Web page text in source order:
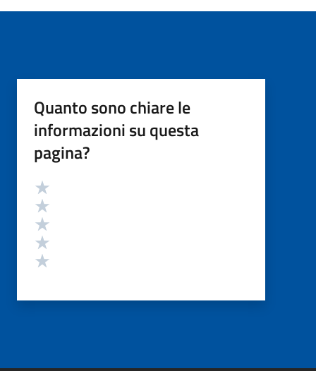
Quanto sono chiare le
informazioni su questa
pagina?
Valutazione